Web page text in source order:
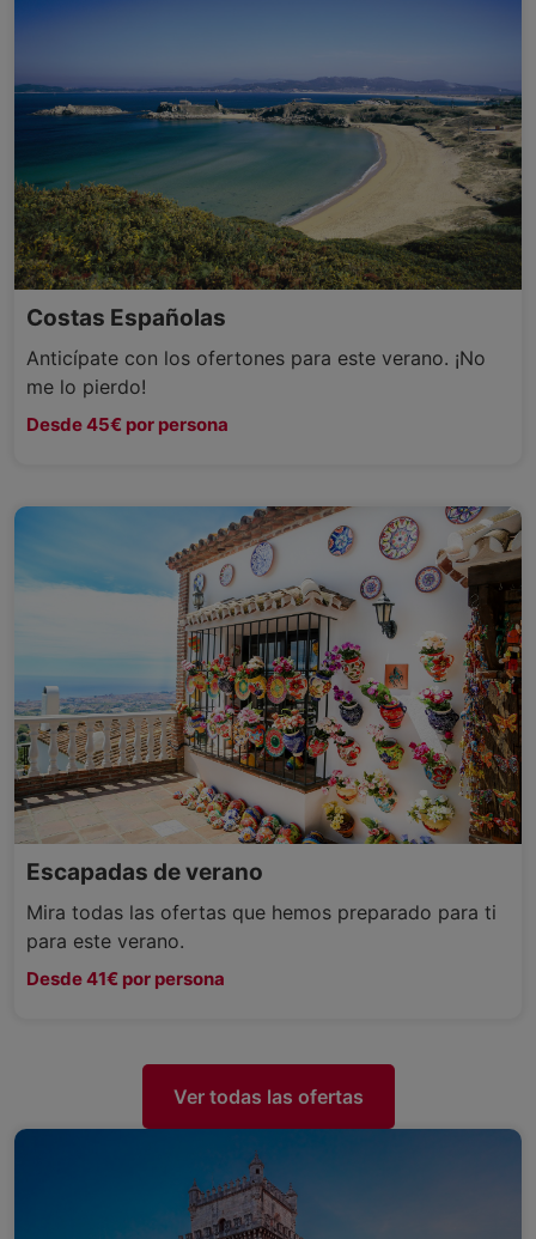
Costas Españolas
Anticípate con los ofertones para este verano. ¡No
me lo pierdo!
Desde 45€ por persona
Escapadas de verano
Mira todas las ofertas que hemos preparado para ti
para este verano.
Desde 41€ por persona
Ver todas las ofertas